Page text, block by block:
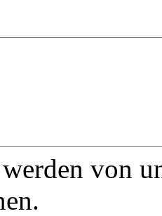
von